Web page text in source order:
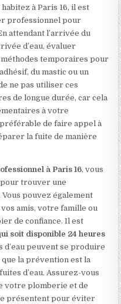
à Paris 16, il est
professionnel pour
attendant l’arrivée du
d’eau, évaluer
temporaires pour
du mastic ou un
ne pas utiliser ces
de longue durée, car cela
à votre
de faire appel à
la fuite de manière
à Paris 16, vous
trouver une
pouvez également
amis, votre famille ou
de confiance. Il est
soit disponible 24 heures
d’eau peuvent se produire
que la prévention est la
d’eau. Assurez-vous
votre plomberie et de
présentent pour éviter